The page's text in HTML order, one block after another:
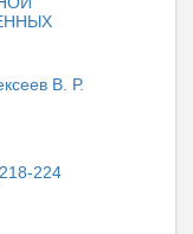
В. Р.
224